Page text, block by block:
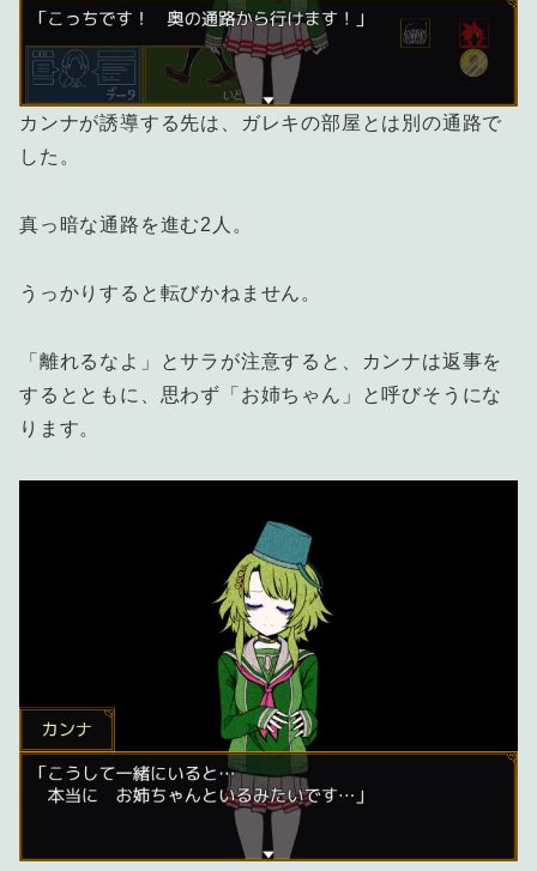
カンナが誘導する先は、ガレキの部屋とは別の通路で
した。
真っ暗な通路を進む2人。
うっかりすると転びかねません。
「離れるなよ」とサラが注意すると、カンナは返事を
するとともに、思わず「お姉ちゃん」と呼びそうにな
ります。